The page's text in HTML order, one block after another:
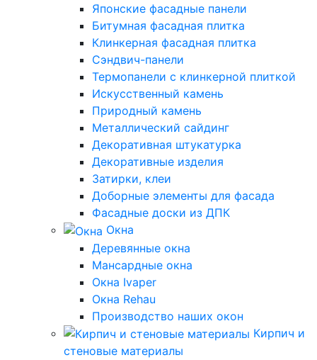
Японские фасадные панели
Битумная фасадная плитка
Клинкерная фасадная плитка
Сэндвич-панели
Термопанели с клинкерной плиткой
Искусственный камень
Природный камень
Металлический сайдинг
Декоративная штукатурка
Декоративные изделия
Затирки, клеи
Доборные элементы для фасада
Фасадные доски из ДПК
Окна
Деревянные окна
Мансардные окна
Окна Ivaper
Окна Rehau
Производство наших окон
Кирпич и
стеновые материалы